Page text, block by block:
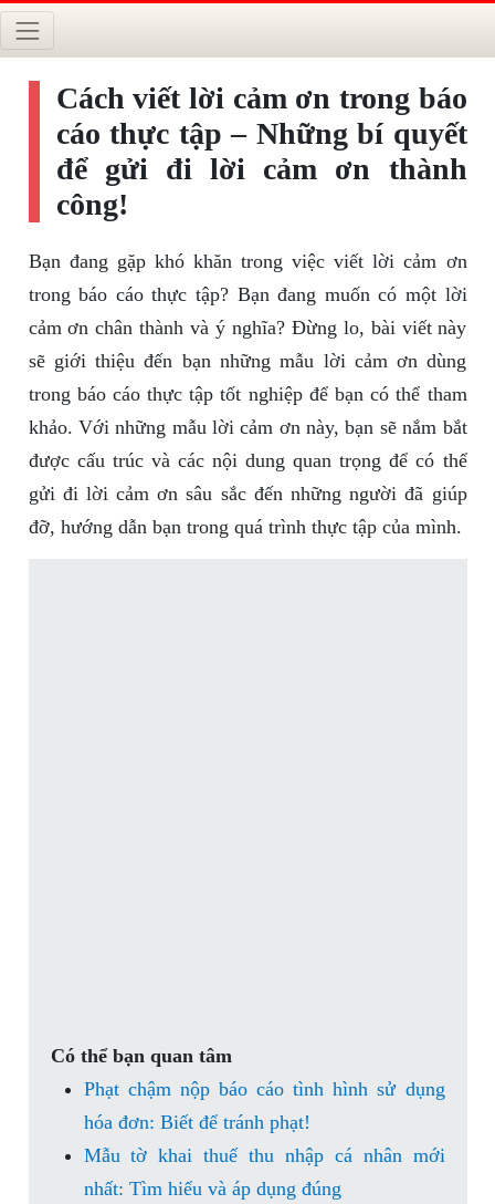
Cách viết lời cảm ơn trong báo
cáo thực tập – Những bí quyết
để gửi đi lời cảm ơn thành
công!
Bạn đang gặp khó khăn trong việc viết lời cảm ơn
trong báo cáo thực tập? Bạn đang muốn có một lời
cảm ơn chân thành và ý nghĩa? Đừng lo, bài viết này
sẽ giới thiệu đến bạn những mẫu lời cảm ơn dùng
trong báo cáo thực tập tốt nghiệp để bạn có thể tham
khảo. Với những mẫu lời cảm ơn này, bạn sẽ nắm bắt
được cấu trúc và các nội dung quan trọng để có thể
gửi đi lời cảm ơn sâu sắc đến những người đã giúp
đỡ, hướng dẫn bạn trong quá trình thực tập của mình.
Có thể bạn quan tâm
Phạt chậm nộp báo cáo tình hình sử dụng
hóa đơn: Biết để tránh phạt!
Mẫu tờ khai thuế thu nhập cá nhân mới
nhất: Tìm hiểu và áp dụng đúng